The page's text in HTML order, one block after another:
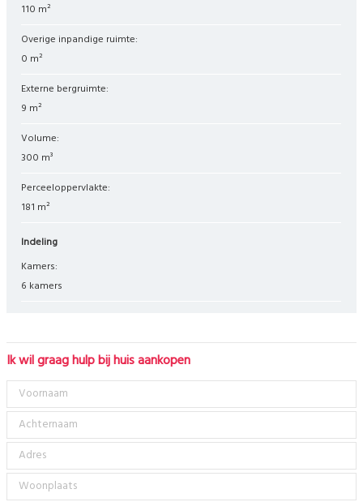
110 m²
Overige inpandige ruimte:
0 m²
Externe bergruimte:
9 m²
Volume:
300 m³
Perceeloppervlakte:
181 m²
Indeling
Kamers:
6 kamers
Ik wil graag hulp bij huis aankopen